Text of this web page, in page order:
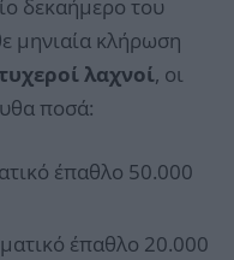
δεκαήμερο του
μηνιαία κλήρωση
λαχνοί, οι
ποσά:
έπαθλο 50.000
έπαθλο 20.000